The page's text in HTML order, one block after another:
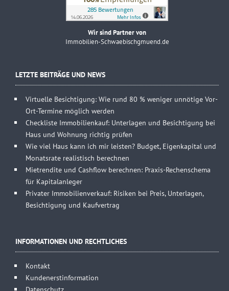
Wir sind Partner von
Immobilien-Schwaebischgmuend.de
LETZTE BEITRÄGE UND NEWS
Virtuelle Besichtigung: Wie rund 80 % weniger unnötige Vor-
Ort-Termine möglich werden
Checkliste Immobilienkauf: Unterlagen und Besichtigung bei
Haus und Wohnung richtig prüfen
Wie viel Haus kann ich mir leisten? Budget, Eigenkapital und
Monatsrate realistisch berechnen
Mietrendite und Cashflow berechnen: Praxis-Rechenschema
für Kapitalanleger
Privater Immobilienverkauf: Risiken bei Preis, Unterlagen,
Besichtigung und Kaufvertrag
INFORMATIONEN UND RECHTLICHES
Kontakt
Kundenerstinformation